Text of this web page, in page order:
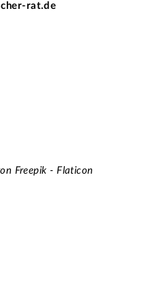
rat.de
Freepik - Flaticon